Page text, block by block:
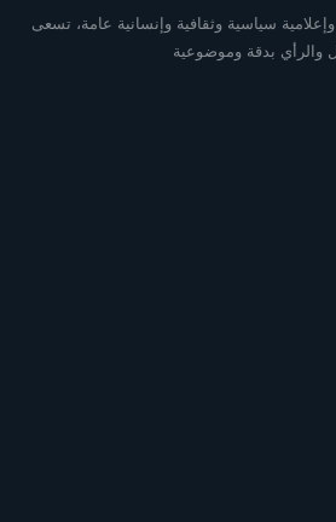
وإعلامية سياسية وثقافية وإنسانية عامة، تسعى
والرأي بدقة وموضوعية